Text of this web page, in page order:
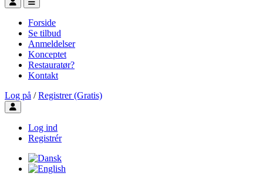
Forside
Se tilbud
Anmeldelser
Konceptet
Restauratør?
Kontakt
Log på / Registrer (Gratis)
Toggle user menu
Log ind
Registrér